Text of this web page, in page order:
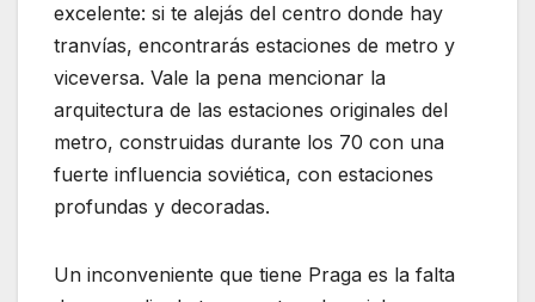
excelente: si te alejás del centro donde hay
tranvías, encontrarás estaciones de metro y
viceversa. Vale la pena mencionar la
arquitectura de las estaciones originales del
metro, construidas durante los 70 con una
fuerte influencia soviética, con estaciones
profundas y decoradas.
Un inconveniente que tiene Praga es la falta